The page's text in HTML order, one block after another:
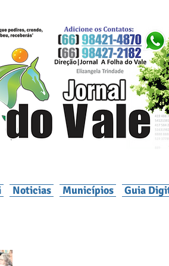
Noticias Municípios Guia